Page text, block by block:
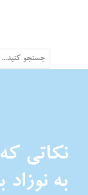
نکاتی
به نوزاد